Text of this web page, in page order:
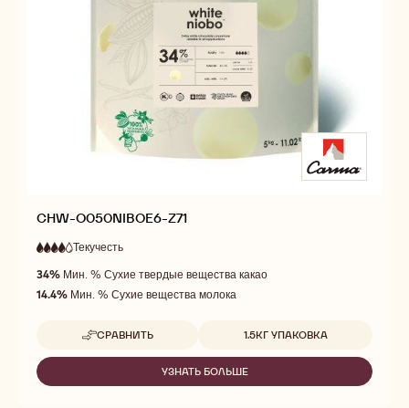
CHW-O050NIBOE6-Z71
4
out
of
5
Текучесть
текучесть
34% Мин. % Сухие твердые вещества какао
14.4% Мин. % Сухие вещества молока
СРАВНИТЬ
-
CHW-
O050NIBOE6-
Z71
Доступные размеры
1.5КГ УПАКОВКА
УЗНАТЬ БОЛЬШЕ
-